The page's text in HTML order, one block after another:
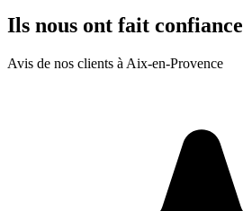
Ils nous ont fait confiance
Avis de nos clients à Aix-en-Provence